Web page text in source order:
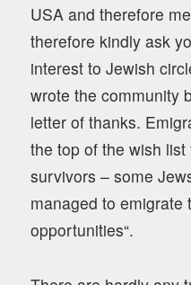
USA and therefore
therefore kindly ask
interest to Jewish
wrote the community
letter of thanks.
the top of the wish
survivors – some
managed to emigrate
opportunities“.